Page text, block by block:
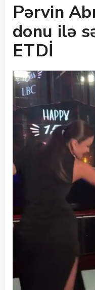
Pərvin
donu ilə
ETDİ